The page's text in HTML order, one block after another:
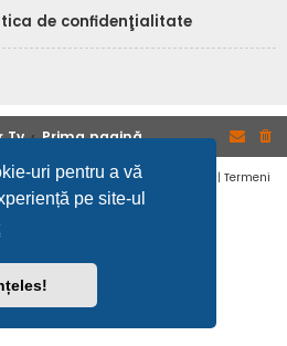
uri pentru a vă
pe site-ul
de confidenţialitate
Tv Prima pagină
Confidențialitate | Termeni